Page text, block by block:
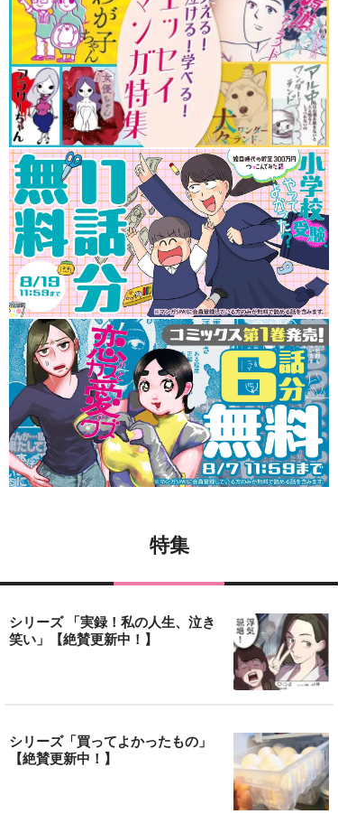
特集
シリーズ 「実録！私の人生、泣き
笑い」【絶賛更新中！】
シリーズ「買ってよかったもの」
【絶賛更新中！】